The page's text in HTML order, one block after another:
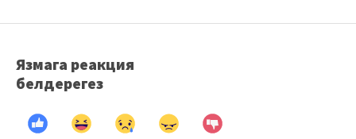
Язмага реакция
белдерегез